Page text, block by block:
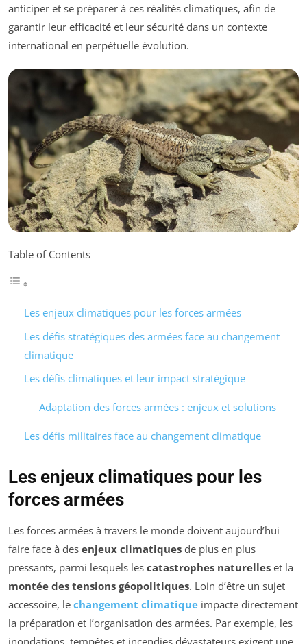
anticiper et se préparer à ces réalités climatiques, afin de
garantir leur efficacité et leur sécurité dans un contexte
international en perpétuelle évolution.
Table of Contents
Les enjeux climatiques pour les forces armées
Les défis stratégiques des armées face au changement
climatique
Les défis climatiques et leur impact stratégique
Adaptation des forces armées : enjeux et solutions
Les défis militaires face au changement climatique
Les enjeux climatiques pour les
forces armées
Les forces armées à travers le monde doivent aujourd’hui
faire face à des enjeux climatiques de plus en plus
pressants, parmi lesquels les catastrophes naturelles et la
montée des tensions géopolitiques. Loin d’être un sujet
accessoire, le changement climatique impacte directement
la préparation et l’organisation des armées. Par exemple, les